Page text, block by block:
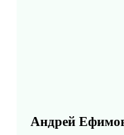
Андрей